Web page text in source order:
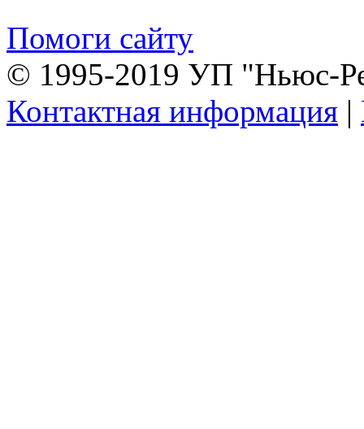
Помоги сайту
© 1995-2019 УП "Ньюс-
Контактная информация |